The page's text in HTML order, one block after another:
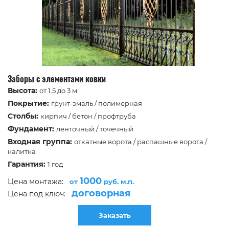
Заборы с элементами ковки
Высота: от 1.5 до 3 м.
Покрытие: грунт-эмаль / полимерная
Столбы: кирпич / бетон / профтруба
Фундамент: ленточный / точечный
Входная группа: откатные ворота / распашные ворота /
калитка
Гарантия: 1 год
Цена монтажа: от 1000 руб. м.п.
Цена под ключ: договорная
Заказать